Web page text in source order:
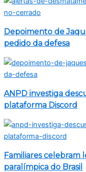
Depoimento de
pedido da defesa
ANPD investiga
plataforma Discord
Familiares celebram
paralímpica do Brasil